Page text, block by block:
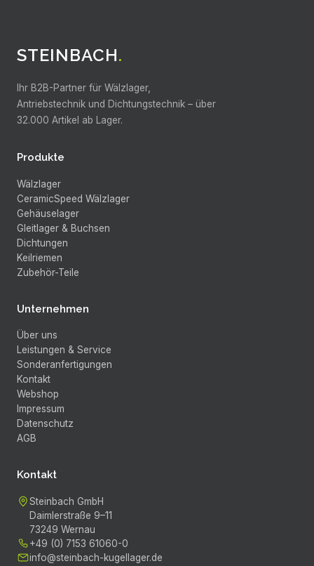
STEINBACH.
Ihr B2B-Partner für Wälzlager,
Antriebstechnik und Dichtungstechnik – über
32.000 Artikel ab Lager.
Produkte
Wälzlager
CeramicSpeed Wälzlager
Gehäuselager
Gleitlager & Buchsen
Dichtungen
Keilriemen
Zubehör-Teile
Unternehmen
Über uns
Leistungen & Service
Sonderanfertigungen
Kontakt
Webshop
Impressum
Datenschutz
AGB
Kontakt
Steinbach GmbH
Daimlerstraße 9–11
73249 Wernau
+49 (0) 7153 61060-0
info@steinbach-kugellager.de